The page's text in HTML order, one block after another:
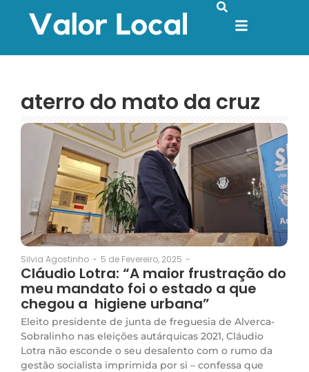
aterro do mato da cruz
Silvia Agostinho - 5 de Fevereiro, 2025 -
Cláudio Lotra: “A maior frustração do
meu mandato foi o estado a que
chegou a higiene urbana”
Eleito presidente de junta de freguesia de Alverca-
Sobralinho nas eleições autárquicas 2021, Cláudio
Lotra não esconde o seu desalento com o rumo da
gestão socialista imprimida por si – confessa que